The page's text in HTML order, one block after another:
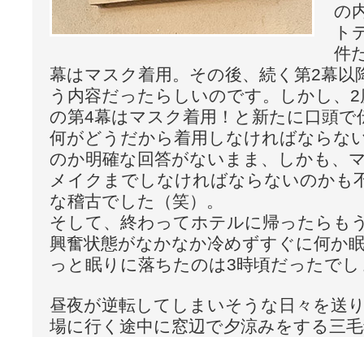
の
ト
件
幕はマスク着用。その後、続く第2幕
う内容だったらしいのです。しかし、
の第4幕はマスク着用！と新たに口頭で
何がどうだから着用しなければならな
のか明確な回答がないまま、しかも、
メイクまでしなければならないのかも
な稽古でした（笑）。
そして、終わってホテルに帰ったらも
興奮状態がなかなか冷めずすぐに何か
っと眠りに落ちたのは3時頃だったで
昼夜が逆転してしまいそうな日々を送
場に行く途中に窓辺で夕涼みをする三